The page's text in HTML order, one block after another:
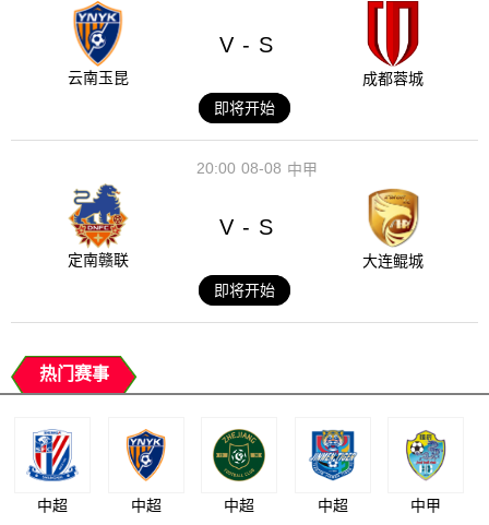
云南玉昆
V - S
成都蓉城
即将开始
08-08
20:00 中甲
定南赣联
V - S
大连鲲城
即将开始
热门赛事
中超 中超 中超 中超 中甲